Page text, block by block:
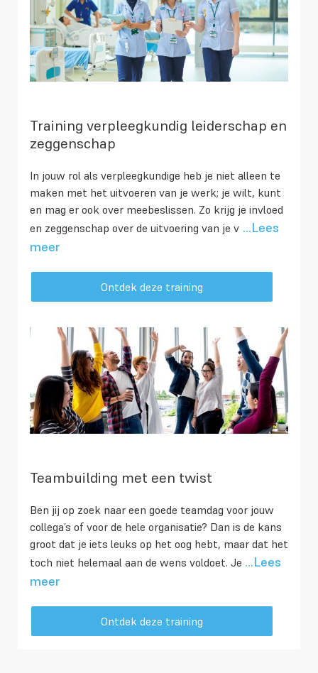
Training verpleegkundig leiderschap en
zeggenschap
In jouw rol als verpleegkundige heb je niet alleen te
maken met het uitvoeren van je werk; je wilt, kunt
en mag er ook over meebeslissen. Zo krijg je invloed
en zeggenschap over de uitvoering van je v ...Lees
meer
Ontdek deze training
Teambuilding met een twist
Ben jij op zoek naar een goede teamdag voor jouw
collega’s of voor de hele organisatie? Dan is de kans
groot dat je iets leuks op het oog hebt, maar dat het
toch niet helemaal aan de wens voldoet. Je ...Lees
meer
Ontdek deze training